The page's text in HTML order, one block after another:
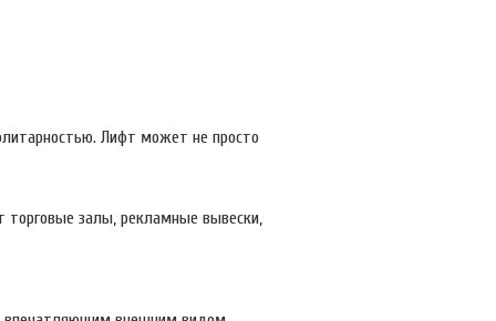
Лифт может не просто
залы, рекламные вывески,